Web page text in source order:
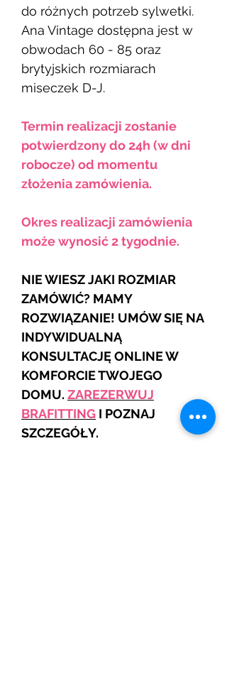
do różnych potrzeb sylwetki.
Ana Vintage dostępna jest w
obwodach 60 - 85 oraz
brytyjskich rozmiarach
miseczek D-J.
Termin realizacji zostanie
potwierdzony do 24h (w dni
robocze) od momentu
złożenia zamówienia.
Okres realizacji zamówienia
może wynosić 2 tygodnie.
NIE WIESZ JAKI ROZMIAR
ZAMÓWIĆ? MAMY
ROZWIĄZANIE! UMÓW SIĘ NA
INDYWIDUALNĄ
KONSULTACJĘ ONLINE W
KOMFORCIE TWOJEGO
DOMU. ZAREZERWUJ
BRAFITTING I POZNAJ
SZCZEGÓŁY.